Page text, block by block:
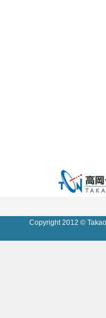
Copyright 2012 ©